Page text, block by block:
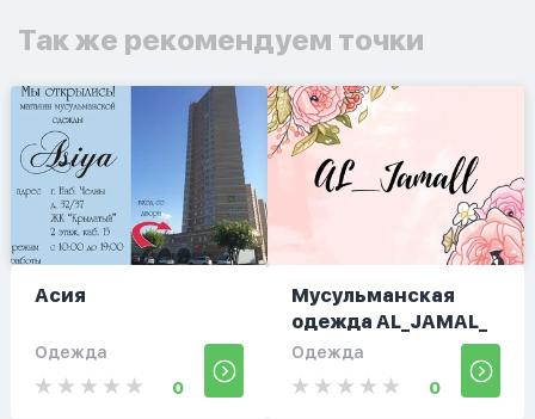
Так же рекомендуем точки
Асия
Одежда
0
Мусульманская
одежда AL_JAMAL_
Одежда
0